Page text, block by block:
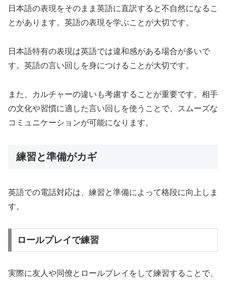
日本語の表現をそのまま英語に直訳すると不自然になるこ
とがあります。英語の表現を学ぶことが大切です。
日本語特有の表現は英語では違和感がある場合が多いで
す。英語の言い回しを身につけることが大切です。
また、カルチャーの違いも考慮することが重要です。相手
の文化や習慣に適した言い回しを使うことで、スムーズな
コミュニケーションが可能になります。
練習と準備がカギ
英語での電話対応は、練習と準備によって格段に向上しま
す。
ロールプレイで練習
実際に友人や同僚とロールプレイをして練習することで、